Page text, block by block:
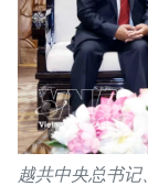
越共中央总书